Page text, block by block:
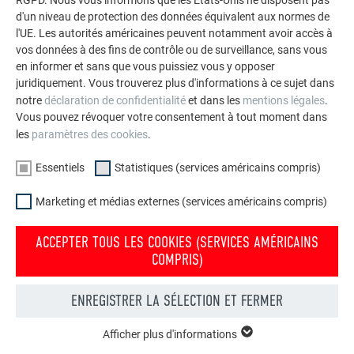
Votre maison au look PREFA
qu’aurait votre maison avec une toiture ou une façade
d'un niveau de protection des données équivalent aux normes de
l'UE. Les autorités américaines peuvent notamment avoir accès à
vos données à des fins de contrôle ou de surveillance, sans vous
en informer et sans que vous puissiez vous y opposer
juridiquement. Vous trouverez plus d'informations à ce sujet dans
notredéclaration de confidentialitéet dans les mentions légales.
Vous pouvez révoquer votre consentement à tout moment dans
les paramètres des cookies.
Essentiels Statistiques (services américains compris)
Marketing et médias externes (services américains compris)
ACCEPTER TOUS LES COOKIES (SERVICES AMÉRICAINS
COMPRIS)
ENREGISTRER LA SÉLECTION ET FERMER
Afficher plus d'informations